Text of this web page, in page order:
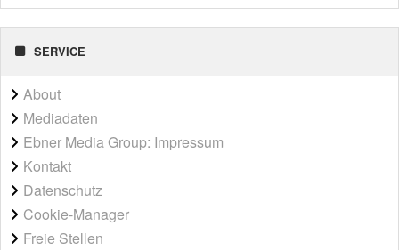
SERVICE
About
Mediadaten
Ebner Media Group: Impressum
Kontakt
Datenschutz
Cookie-Manager
Freie Stellen